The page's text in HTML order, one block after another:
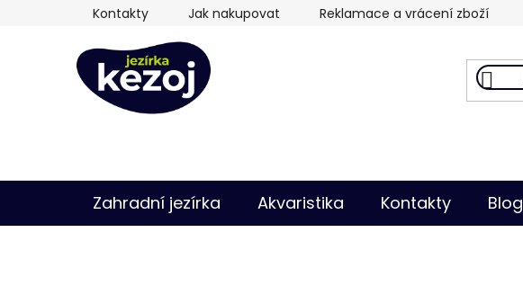
Kontakty Jak nakupovat Reklamace a vrácení zboží
Zahradní jezírka Akvaristika Kontakty Blog